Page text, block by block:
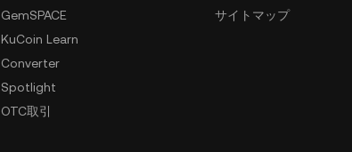
GemSPACE
KuCoin Learn
Converter
Spotlight
OTC取引
サイトマップ